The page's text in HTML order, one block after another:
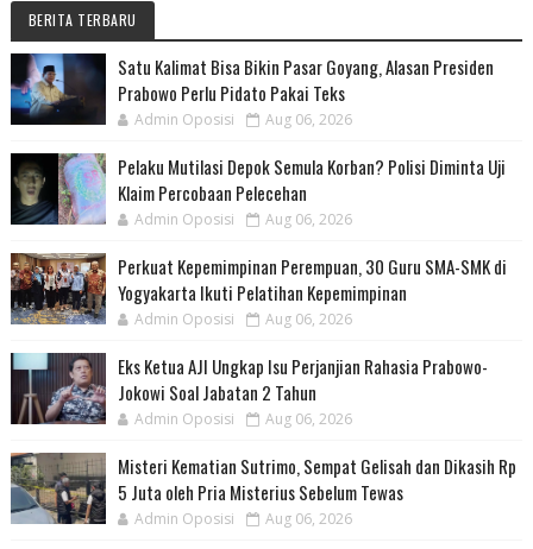
BERITA TERBARU
Satu Kalimat Bisa Bikin Pasar Goyang, Alasan Presiden
Prabowo Perlu Pidato Pakai Teks
Admin Oposisi Aug 06, 2026
Pelaku Mutilasi Depok Semula Korban? Polisi Diminta Uji
Klaim Percobaan Pelecehan
Admin Oposisi Aug 06, 2026
Perkuat Kepemimpinan Perempuan, 30 Guru SMA-SMK di
Yogyakarta Ikuti Pelatihan Kepemimpinan
Admin Oposisi Aug 06, 2026
Eks Ketua AJI Ungkap Isu Perjanjian Rahasia Prabowo-
Jokowi Soal Jabatan 2 Tahun
Admin Oposisi Aug 06, 2026
Misteri Kematian Sutrimo, Sempat Gelisah dan Dikasih Rp
5 Juta oleh Pria Misterius Sebelum Tewas
Admin Oposisi Aug 06, 2026